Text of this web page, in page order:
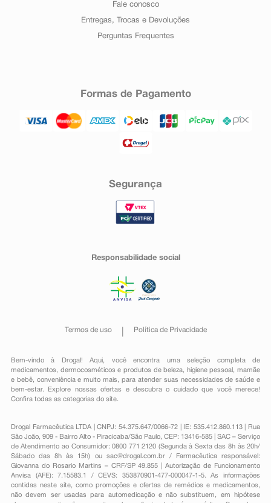
Fale conosco
Entregas, Trocas e Devoluções
Perguntas Frequentes
Formas de Pagamento
Segurança
Responsabilidade social
Termos de uso Política de Privacidade
Bem-vindo à Drogal! Aqui, você encontra uma seleção completa de
medicamentos , dermocosméticos e produtos de beleza, higiene pessoal ,mamãe
e bebê, conveniênciae muito mais, para atender suas necessidades de saúde e
bem-estar. Explore nossas ofertas e descubra o cuidado que você merece!
Confira todas as categorias do site.
Drogal Farmacêutica LTDA | CNPJ: 54.375.647/0066-72 | IE: 535.412.860.113 | Rua
São João, 909 - Bairro Alto - Piracicaba/São Paulo, CEP: 13416-585 | SAC – Serviço
de Atendimento ao Consumidor: 0800 771 2120 (Segunda à Sexta das 8h às 20h/
Sábado das 8h às 15h) ou sac@drogal.com.br/ Farmacêutica responsável:
Giovanna do Rosario Martins – CRF/SP 49.855 | Autorização de Funcionamento
Anvisa (AFE): 7.15583.1 / CEVS: 353870901-477-000047-1-5. As informações
contidas neste site, como promoções e ofertas de remédios e medicamentos,
não devem ser usadas para automedicação e não substituem, em hipótese